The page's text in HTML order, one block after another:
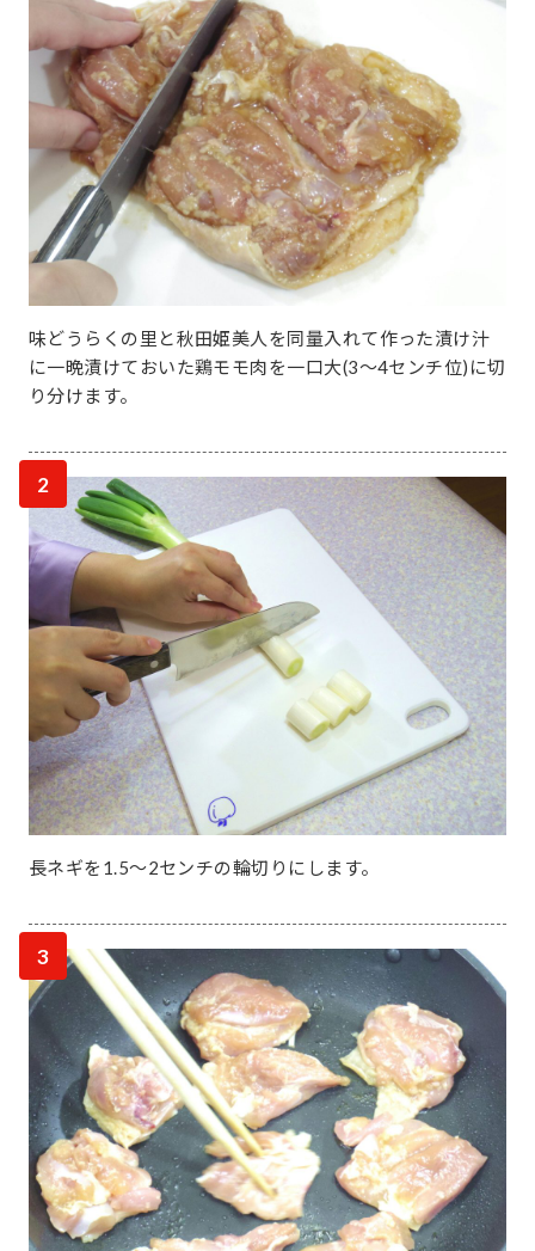
味どうらくの里と秋田姫美人を同量入れて作った漬け汁
に一晩漬けておいた鶏モモ肉を一口大(3～4センチ位)に切
り分けます。
2
長ネギを1.5〜2センチの輪切りにします。
3